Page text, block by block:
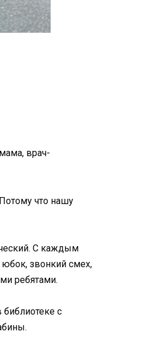
врач-
что нашу
С каждым
юбок, звонкий смех,
ребятами.
с